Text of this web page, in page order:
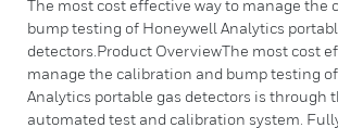
The most cost effective way to manage the
bump testing of Honeywell Analytics
detectors.Product OverviewThe most cost
manage the calibration and bump testing
Analytics portable gas detectors is through
automated test and calibration system.